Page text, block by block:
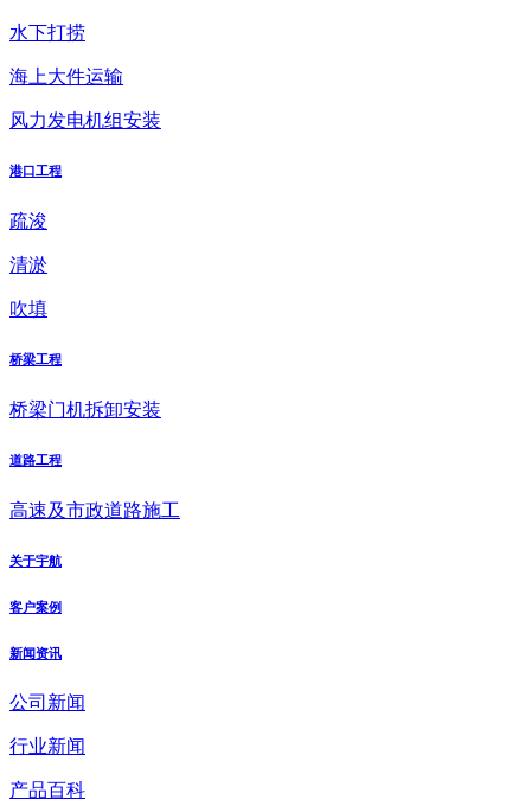
水下打捞
海上大件运输
风力发电机组安装
港口工程
疏浚
清淤
吹填
桥梁工程
桥梁门机拆卸安装
道路工程
高速及市政道路施工
关于宇航
客户案例
新闻资讯
公司新闻
行业新闻
产品百科